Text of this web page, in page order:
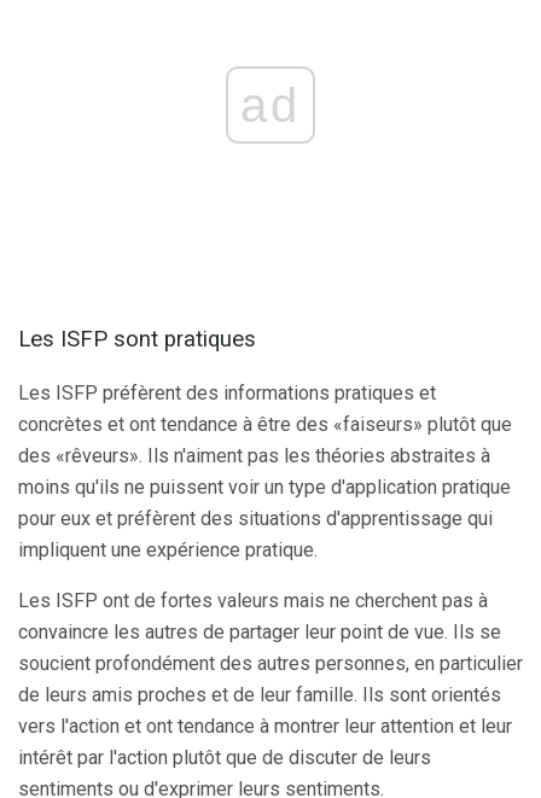
ad
Les ISFP sont pratiques
Les ISFP préfèrent des informations pratiques et
concrètes et ont tendance à être des «faiseurs» plutôt que
des «rêveurs». Ils n'aiment pas les théories abstraites à
moins qu'ils ne puissent voir un type d'application pratique
pour eux et préfèrent des situations d'apprentissage qui
impliquent une expérience pratique.
Les ISFP ont de fortes valeurs mais ne cherchent pas à
convaincre les autres de partager leur point de vue. Ils se
soucient profondément des autres personnes, en particulier
de leurs amis proches et de leur famille. Ils sont orientés
vers l'action et ont tendance à montrer leur attention et leur
intérêt par l'action plutôt que de discuter de leurs
sentiments ou d'exprimer leurs sentiments.